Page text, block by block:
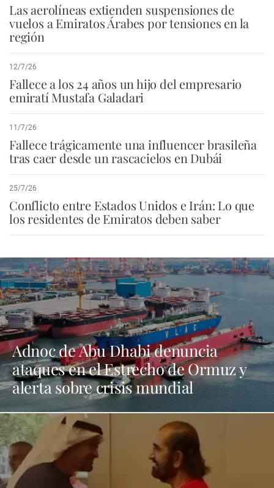
Las aerolíneas extienden suspensiones de
vuelos a Emiratos Árabes por tensiones en la
región
12/7/26
Fallece a los 24 años un hijo del empresario
emiratí Mustafa Galadari
11/7/26
Fallece trágicamente una influencer brasileña
tras caer desde un rascacielos en Dubái
25/7/26
Conflicto entre Estados Unidos e Irán: Lo que
los residentes de Emiratos deben saber
Adnoc de Abu Dhabi denuncia
ataques en el Estrecho de Ormuz y
alerta sobre crisis mundial